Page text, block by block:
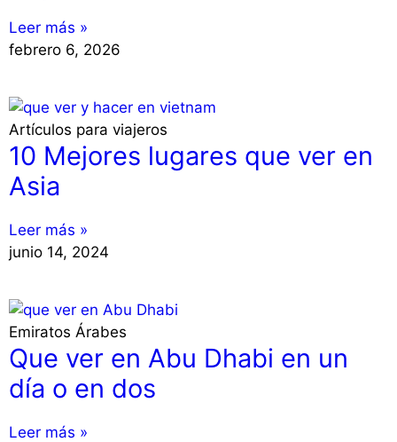
Leer más »
febrero 6, 2026
Artículos para viajeros
10 Mejores lugares que ver en
Asia
Leer más »
junio 14, 2024
Emiratos Árabes
Que ver en Abu Dhabi en un
día o en dos
Leer más »